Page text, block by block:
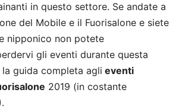
in questo settore. Se andate a
del Mobile e il Fuorisalone e siete
nipponico non potete
gli eventi durante questa
guida completa agli eventi
2019 (in costante